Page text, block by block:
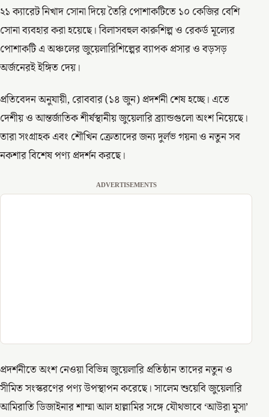
২১ ক্যারেট নিখাদ সোনা দিয়ে তৈরি পোশাকটিতে ১০ কেজির বেশি
সোনা ব্যবহার করা হয়েছে। বিলাসবহুল কারুশিল্প ও রেকর্ড মূল্যের
পোশাকটি এ অঞ্চলের জুয়েলারিশিল্পের ব্যাপক প্রসার ও বড়সড়
অর্জনেরই ইঙ্গিত দেয়।
প্রতিবেদন অনুযায়ী, রোববার (১৪ জুন) প্রদর্শনী শেষ হচ্ছে। এতে
দেশীয় ও আন্তর্জাতিক শীর্ষস্থানীয় জুয়েলারি ব্র্যান্ডগুলো অংশ নিয়েছে।
তারা সংগ্রাহক এবং শৌখিন ক্রেতাদের জন্য দুর্লভ গয়না ও নতুন সব
নকশার বিশেষ পণ্য প্রদর্শন করছে।
ADVERTISEMENTS
প্রদর্শনীতে অংশ নেওয়া বিভিন্ন জুয়েলারি প্রতিষ্ঠান তাদের নতুন ও
সীমিত সংস্করণের পণ্য উপস্থাপন করেছে। সালেম শুয়েবি জুয়েলারি
আমিরাতি ডিজাইনার শাম্মা আল হাল্লামির সঙ্গে যৌথভাবে ‘আউরা মুসা’